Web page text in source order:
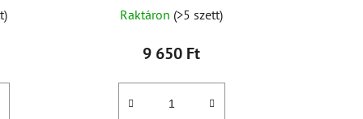
Raktáron (>5 szett)
9 650 Ft